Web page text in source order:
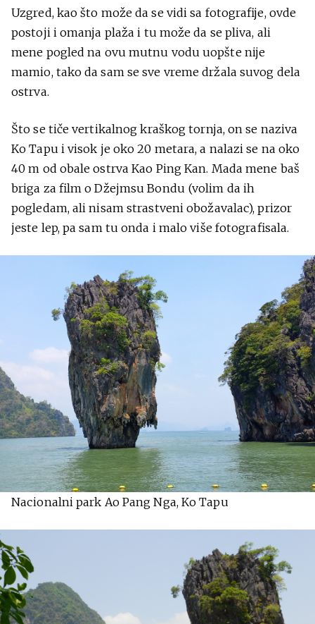
Uzgred, kao što može da se vidi sa fotografije, ovde
postoji i omanja plaža i tu može da se pliva, ali
mene pogled na ovu mutnu vodu uopšte nije
mamio, tako da sam se sve vreme držala suvog dela
ostrva.
Što se tiče vertikalnog kraškog tornja, on se naziva
Ko Tapu i visok je oko 20 metara, a nalazi se na oko
40 m od obale ostrva Kao Ping Kan. Mada mene baš
briga za film o Džejmsu Bondu (volim da ih
pogledam, ali nisam strastveni obožavalac), prizor
jeste lep, pa sam tu onda i malo više fotografisala.
Nacionalni park Ao Pang Nga, Ko Tapu